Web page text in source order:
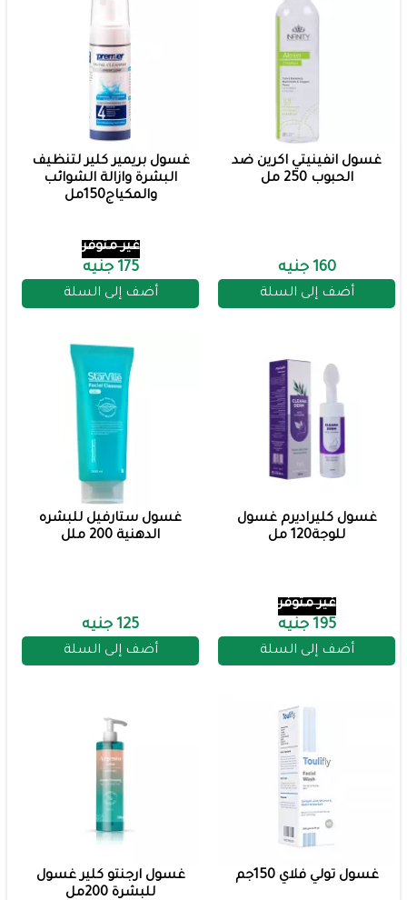
غسول انفينيتي اكرين ضد
الحبوب 250 مل
160 جنيه
أضف إلى السلة
غسول بريمير كلير لتنظيف
البشرة وازالة الشوائب
والمكياج150مل
غير متوفر
175 جنيه
أضف إلى السلة
غسول كليراديرم غسول
للوجة120 مل
غير متوفر
195 جنيه
أضف إلى السلة
غسول ستارفيل للبشره
الدهنية 200 ملل
125 جنيه
أضف إلى السلة
غسول تولي فلاي 150جم
غسول ارجنتو كلير غسول
للبشرة 200مل